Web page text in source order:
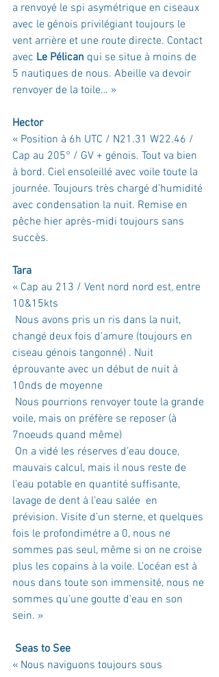
a renvoyé le spi asymétrique en ciseaux
avec le génois privilégiant toujours le
vent arrière et une route directe. Contact
avec Le Pélican qui se situe à moins de
5 nautiques de nous. Abeille va devoir
renvoyer de la toile… »
Hector
« Position à 6h UTC / N21.31 W22.46 /
Cap au 205° / GV + génois. Tout va bien
à bord. Ciel ensoleillé avec voile toute la
journée. Toujours très chargé d’humidité
avec condensation la nuit. Remise en
pêche hier après-midi toujours sans
succès.
Tara
« Cap au 213 / Vent nord nord est, entre
10&15kts
changé deux fois d’amure (toujours en
ciseau génois tangonné) . Nuit
éprouvante avec un début de nuit à
10nds de moyenne
voile, mais on préfère se reposer (à
7noeuds quand même)
mauvais calcul, mais il nous reste de
l’eau potable en quantité suffisante,
lavage de dent à l’eau salée  en
prévision. Visite d’un sterne, et quelques
fois le profondimétre a 0, nous ne
sommes pas seul, même si on ne croise
plus les copains à la voile. L’océan est à
nous dans toute son immensité, nous ne
sommes qu’une goutte d’eau en son
sein. »
Seas to See
« Nous naviguons toujours sous